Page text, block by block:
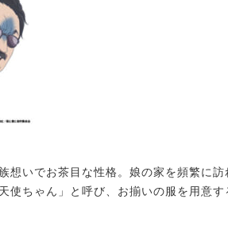
いでお茶目な性格。娘の家を頻繁に訪
使ちゃん」と呼び、お揃いの服を用意す